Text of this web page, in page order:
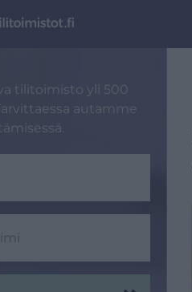
tilitoimisto yli 500
autamme